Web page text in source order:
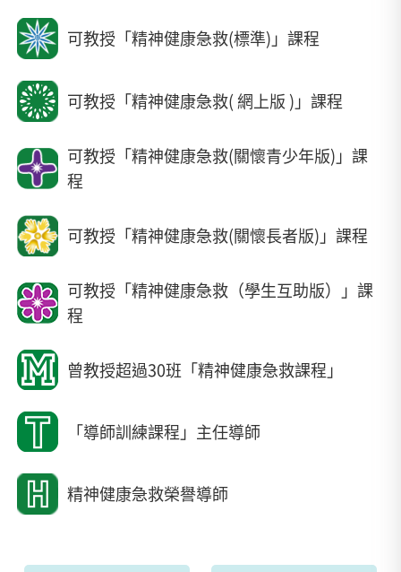
可教授「精神健康急救(標準)」課程
可教授「精神健康急救( 網上版 )」課程
可教授「精神健康急救(關懷青少年版)」課
程
可教授「精神健康急救(關懷長者版)」課程
可教授「精神健康急救（學生互助版）」課
程
曾教授超過30班「精神健康急救課程」
「導師訓練課程」主任導師
精神健康急救榮譽導師